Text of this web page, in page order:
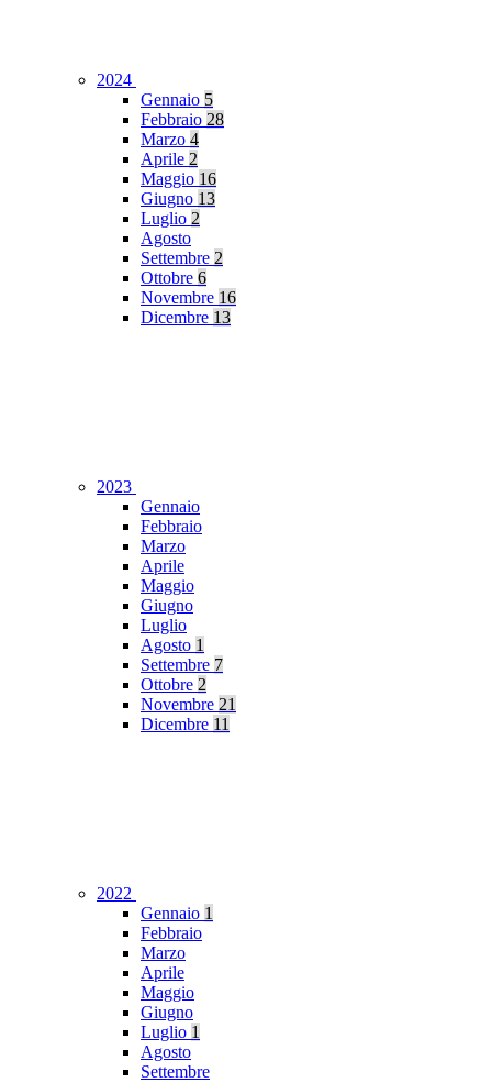
2024
Gennaio 5
Febbraio 28
Marzo 4
Aprile 2
Maggio 16
Giugno 13
Luglio 2
Agosto
Settembre 2
Ottobre 6
Novembre 16
Dicembre 13
2023
Gennaio
Febbraio
Marzo
Aprile
Maggio
Giugno
Luglio
Agosto 1
Settembre 7
Ottobre 2
Novembre 21
Dicembre 11
2022
Gennaio 1
Febbraio
Marzo
Aprile
Maggio
Giugno
Luglio 1
Agosto
Settembre